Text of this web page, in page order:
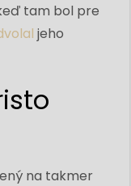
tam bol pre
jeho
na takmer